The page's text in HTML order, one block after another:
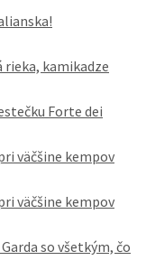
rieka, kamikadze
Forte dei
väčšine kempov
väčšine kempov
so všetkým, čo